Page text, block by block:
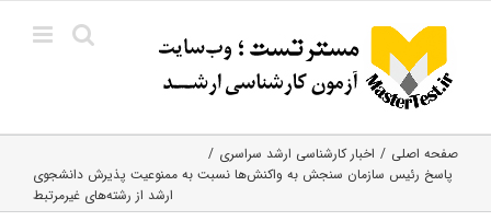
content
صفحه اصلی
اخبار کارشناسی ارشد سراسری
پاسخ رئیس سازمان سنجش به واکنش‌ها نسبت به ممنوعیت پذیرش دانشجوی
ارشد از رشته‌های غیرمرتبط